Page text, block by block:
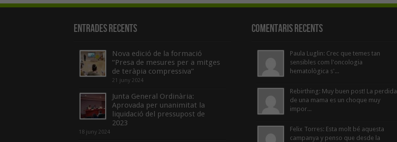
Entrades recents
Nova edició de la formació
“Presa de mesures per a mitges
de teràpia compressiva”
21 juny 2024
Junta General Ordinària:
Aprovada per unanimitat la
liquidació del pressupost de
2023
18 juny 2024
Comentaris Recents
Paula Luglin: Crec que temes tan
sensibles com l'oncologia
hematològica s'...
Rebirthing: Muy buen post! La perdida
de una mama es un choque muy
impor...
Felix Torres: Esta molt bé aquesta
campanya y penso que desde la